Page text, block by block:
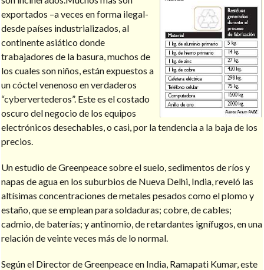
exportados –a veces en forma ilegal-
desde países industrializados, al
continente asiático donde
trabajadores de la basura, muchos de
los cuales son niños, están expuestos a
un cóctel venenoso en verdaderos
“cybervertederos”. Este es el costado
oscuro del negocio de los equipos
electrónicos desechables, o casi, por la tendencia a la baja de los
precios.
Un estudio de Greenpeace sobre el suelo, sedimentos de ríos y
napas de agua en los suburbios de Nueva Delhi, India, reveló las
altísimas concentraciones de metales pesados como el plomo y
estaño, que se emplean para soldaduras; cobre, de cables;
cadmio, de baterías; y antinomio, de retardantes ignífugos, en una
relación de veinte veces más de lo normal.
Según el Director de Greenpeace en India, Ramapati Kumar, este